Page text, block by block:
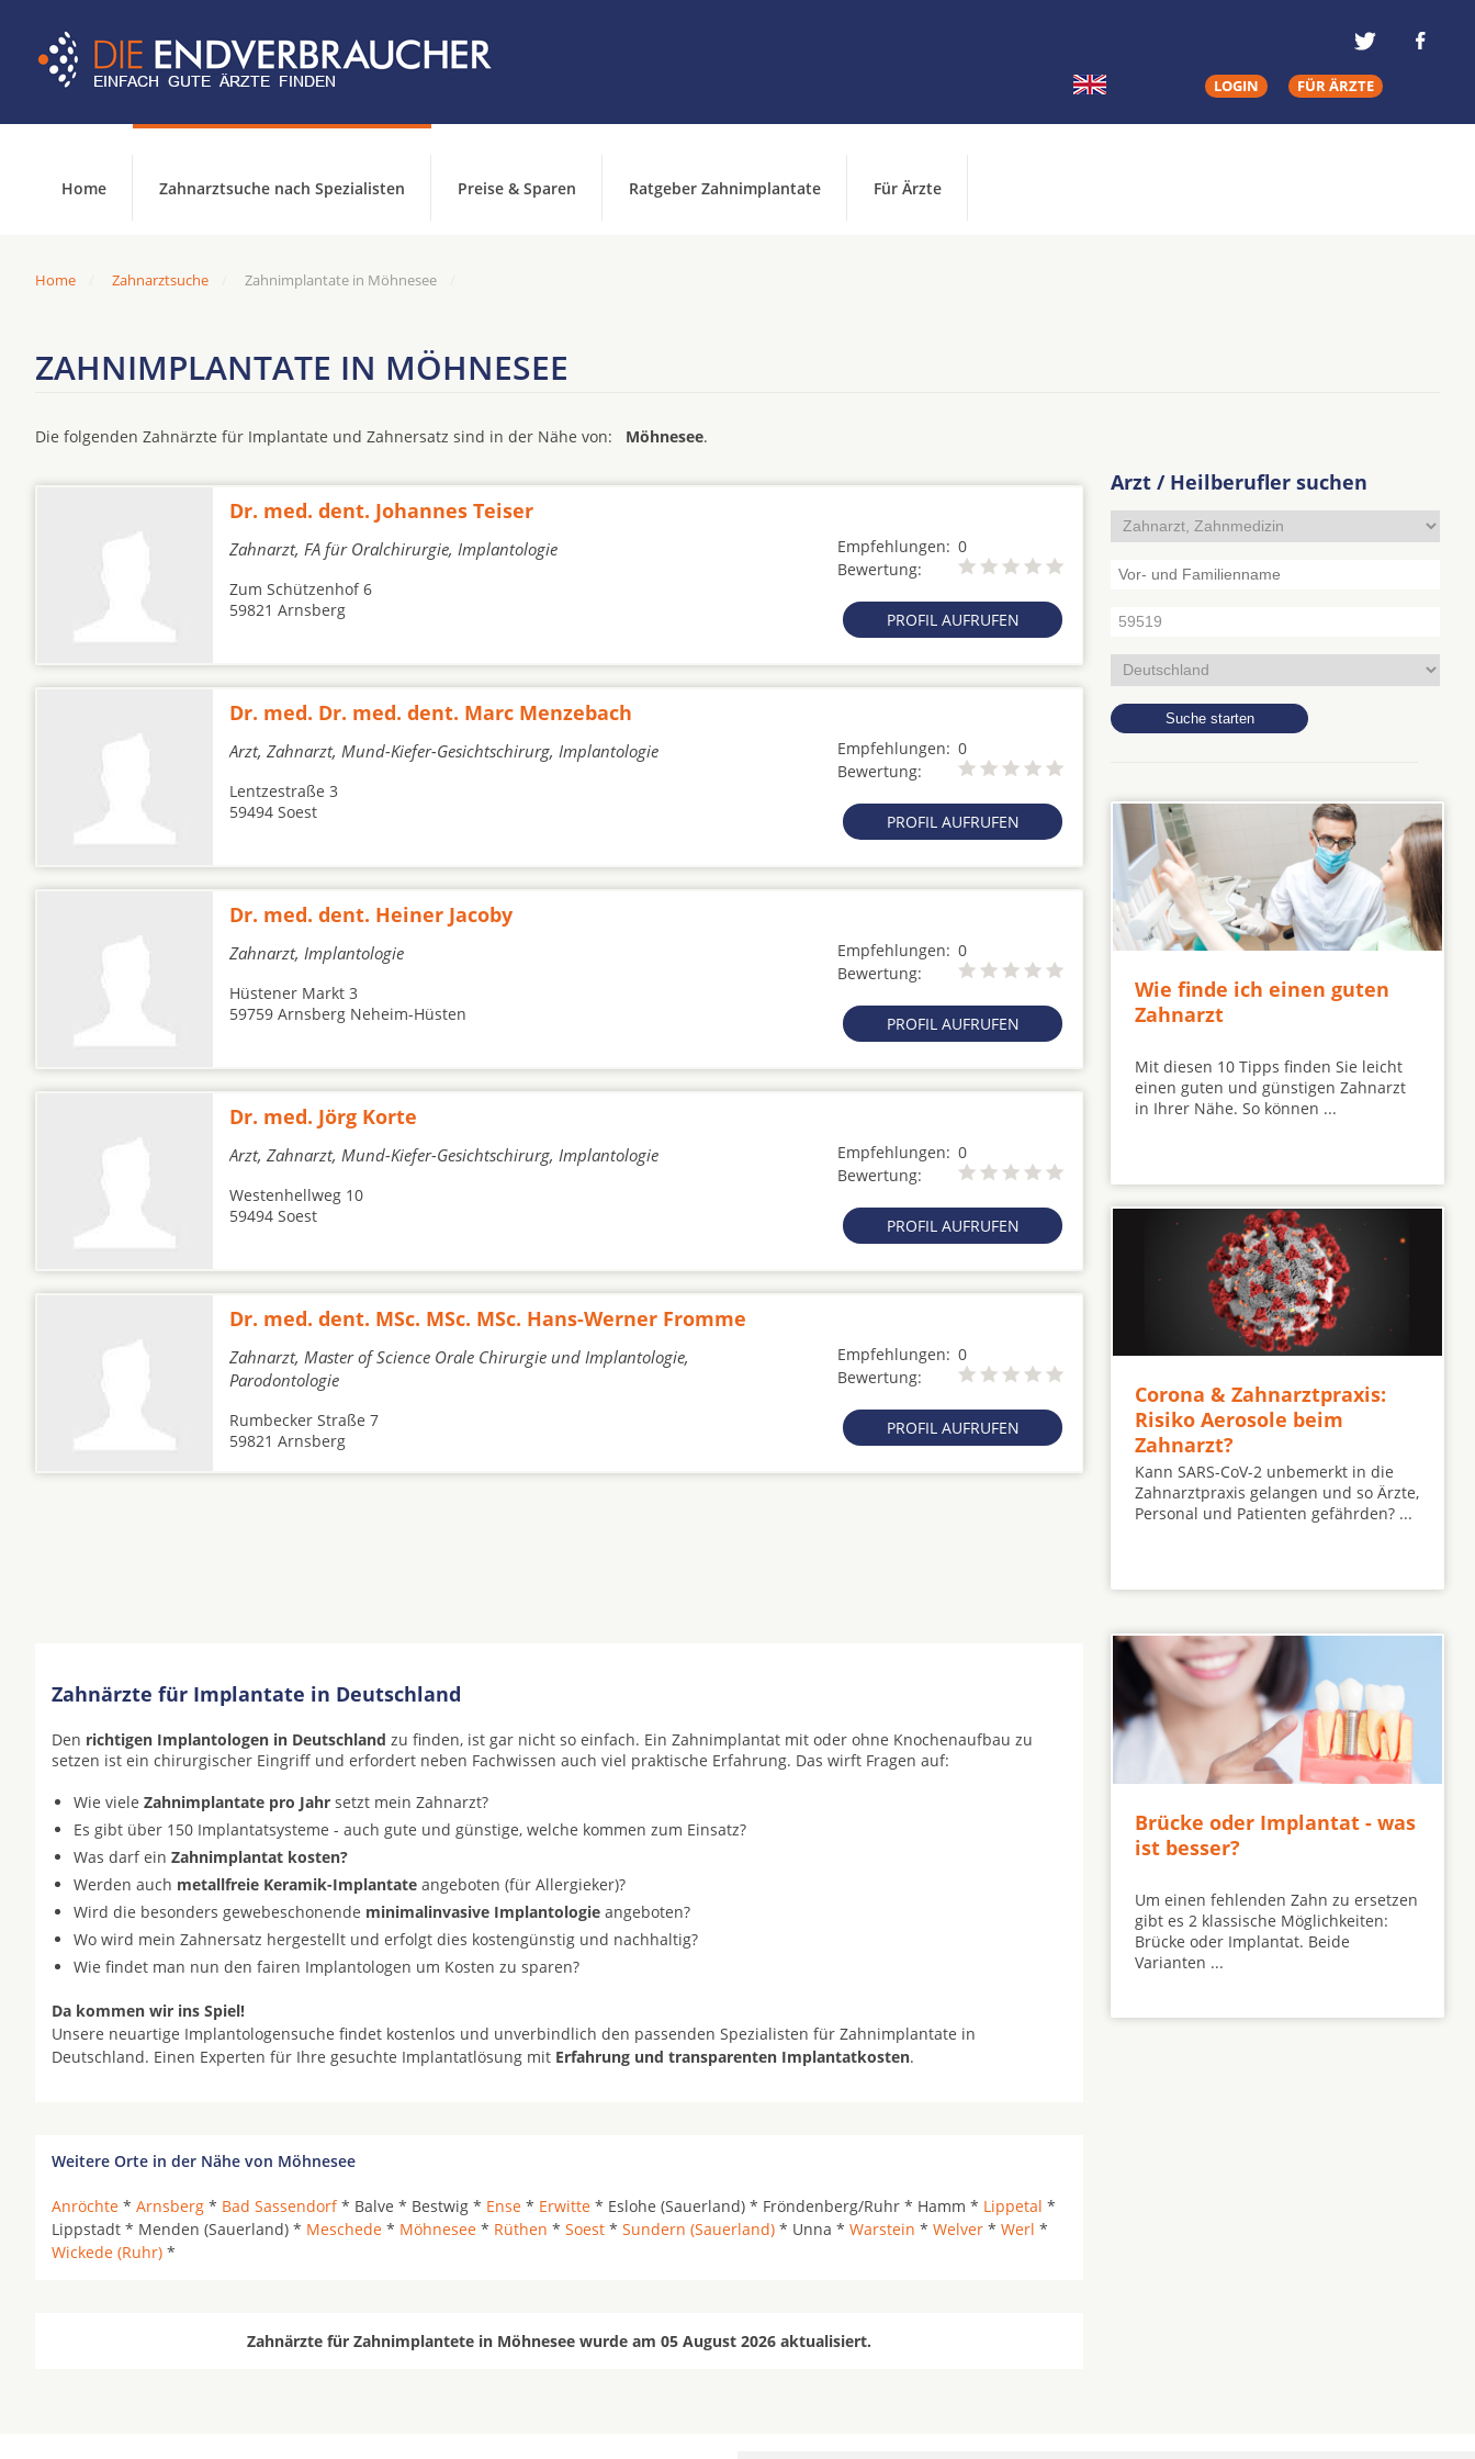
LOGIN FÜR ÄRZTE
Home Zahnarztsuche nach Spezialisten Preise & Sparen Ratgeber Zahnimplantate Für Ärzte
Home Zahnarztsuche Zahnimplantate in Möhnesee
ZAHNIMPLANTATE IN MÖHNESEE
Die folgenden Zahnärzte für Implantate und Zahnersatz sind in der Nähe von: Möhnesee.
Dr. med. dent. Johannes Teiser
Zahnarzt, FA für Oralchirurgie, Implantologie Empfehlungen: 0
Bewertung:
PROFIL AUFRUFEN
Zum Schützenhof 6
59821 Arnsberg
Dr. med. Dr. med. dent. Marc Menzebach
Arzt, Zahnarzt, Mund-Kiefer-Gesichtschirurg, Implantologie Empfehlungen: 0
Bewertung:
PROFIL AUFRUFEN
Lentzestraße 3
59494 Soest
Dr. med. dent. Heiner Jacoby
Zahnarzt, Implantologie Empfehlungen: 0
Bewertung:
PROFIL AUFRUFEN
Hüstener Markt 3
59759 Arnsberg Neheim-Hüsten
Dr. med. Jörg Korte
Arzt, Zahnarzt, Mund-Kiefer-Gesichtschirurg, Implantologie Empfehlungen: 0
Bewertung:
PROFIL AUFRUFEN
Westenhellweg 10
59494 Soest
Dr. med. dent. MSc. MSc. MSc. Hans-Werner Fromme
Zahnarzt, Master of Science Orale Chirurgie und Implantologie,
Parodontologie
Empfehlungen: 0
Bewertung:
PROFIL AUFRUFEN
Rumbecker Straße 7
59821 Arnsberg
Zahnärzte für Implantate in Deutschland
Den richtigen Implantologen in Deutschland zu finden, ist gar nicht so einfach. Ein Zahnimplantat mit oder ohne Knochenaufbau zu
setzen ist ein chirurgischer Eingriff und erfordert neben Fachwissen auch viel praktische Erfahrung. Das wirft Fragen auf:
Wie viele Zahnimplantate pro Jahr setzt mein Zahnarzt?
Es gibt über 150 Implantatsysteme - auch gute und günstige, welche kommen zum Einsatz?
Was darf ein Zahnimplantat kosten?
Werden auch metallfreie Keramik-Implantate angeboten (für Allergieker)?
Wird die besonders gewebeschonende minimalinvasive Implantologie angeboten?
Wo wird mein Zahnersatz hergestellt und erfolgt dies kostengünstig und nachhaltig?
Wie findet man nun den fairen Implantologen um Kosten zu sparen?
Da kommen wir ins Spiel!
Unsere neuartige Implantologensuche findet kostenlos und unverbindlich den passenden Spezialisten für Zahnimplantate in
Deutschland. Einen Experten für Ihre gesuchte Implantatlösung mit Erfahrung und transparenten Implantatkosten.
Weitere Orte in der Nähe von Möhnesee
Anröchte * Arnsberg * Bad Sassendorf* Balve * Bestwig * Ense * Erwitte * Eslohe (Sauerland) * Fröndenberg/Ruhr * Hamm * Lippetal *
Lippstadt * Menden (Sauerland) * Meschede * Möhnesee * Rüthen * Soest * Sundern (Sauerland) * Unna * Warstein * Welver * Werl *
Wickede (Ruhr) *
Zahnärzte für Zahnimplantete in Möhnesee wurde am 05 August 2026 aktualisiert.
Arzt / Heilberufler suchen
Wie finde ich einen guten
Zahnarzt
Mit diesen 10 Tipps finden Sie leicht
einen guten und günstigen Zahnarzt
in Ihrer Nähe. So können ...
Corona & Zahnarztpraxis:
Risiko Aerosole beim
Zahnarzt?
Kann SARS-CoV-2 unbemerkt in die
Zahnarztpraxis gelangen und so Ärzte,
Personal und Patienten gefährden? ...
Brücke oder Implantat - was
ist besser?
Um einen fehlenden Zahn zu ersetzen
gibt es 2 klassische Möglichkeiten:
Brücke oder Implantat. Beide
Varianten ...